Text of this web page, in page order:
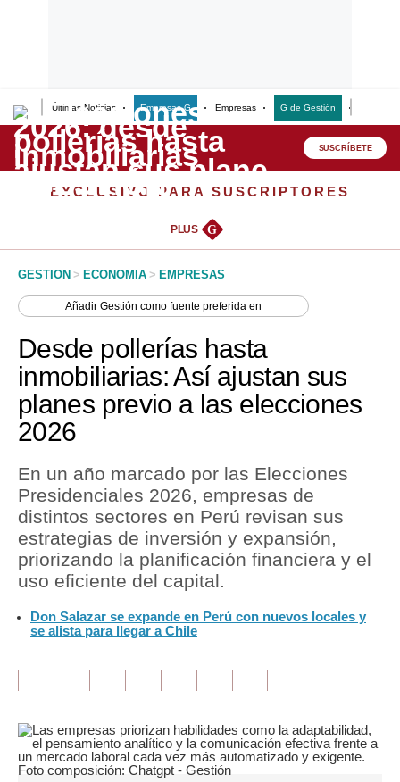
Últimas Noticias Empresas G Empresas G de Gestión
Lo último
Peru Quiosco
Management & Empleo
Perú
Política
Tu Dinero
Finanzas Personales
Inmobiliarias
Plus G
Opinión
Editorial
Lujo
SUSCRÍBETE
EXCLUSIVO PARA SUSCRIPTORES
PLUS G
GESTION > ECONOMIA > EMPRESAS
AñadirGestión como fuente preferida en
Desde pollerías hasta
inmobiliarias: Así ajustan sus
planes previo a las elecciones
2026
En un año marcado por las Elecciones
Presidenciales 2026, empresas de
distintos sectores en Perú revisan sus
estrategias de inversión y expansión,
priorizando la planificación financiera y el
uso eficiente del capital.
Don Salazar se expande en Perú con nuevos locales y
se alista para llegar a Chile